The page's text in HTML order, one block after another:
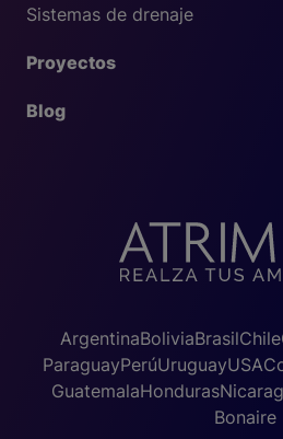
Sistemas de drenaje
Proyectos
Blog
ArgentinaBoliviaBrasilChile
ParaguayPerúUruguayUSA
GuatemalaHonduras
Bonaire